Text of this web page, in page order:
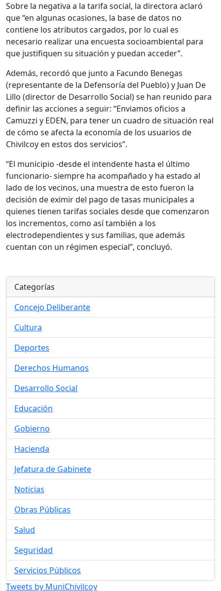
Sobre la negativa a la tarifa social, la directora aclaró
que “en algunas ocasiones, la base de datos no
contiene los atributos cargados, por lo cual es
necesario realizar una encuesta socioambiental para
que justifiquen su situación y puedan acceder”.
Además, recordó que junto a Facundo Benegas
(representante de la Defensoría del Pueblo) y Juan De
Lillo (director de Desarrollo Social) se han reunido para
definir las acciones a seguir: “Enviamos oficios a
Camuzzi y EDEN, para tener un cuadro de situación real
de cómo se afecta la economía de los usuarios de
Chivilcoy en estos dos servicios”.
“El municipio -desde el intendente hasta el último
funcionario- siempre ha acompañado y ha estado al
lado de los vecinos, una muestra de esto fueron la
decisión de eximir del pago de tasas municipales a
quienes tienen tarifas sociales desde que comenzaron
los incrementos, como así también a los
electrodependientes y sus familias, que además
cuentan con un régimen especial”, concluyó.
Categorías
Concejo Deliberante
Cultura
Deportes
Derechos Humanos
Desarrollo Social
Educación
Gobierno
Hacienda
Jefatura de Gabinete
Noticias
Obras Públicas
Salud
Seguridad
Servicios Públicos
Tweets by MuniChivilcoy